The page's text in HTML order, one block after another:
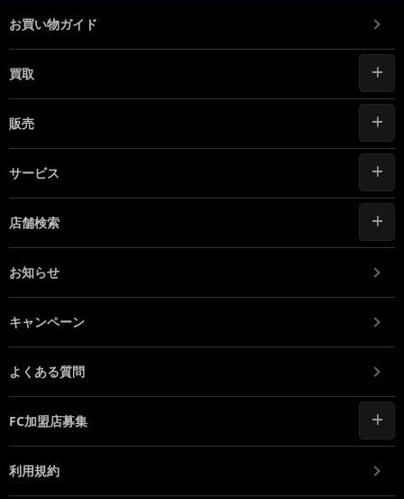
お買い物ガイド
買取
販売
サービス
店舗検索
お知らせ
キャンペーン
よくある質問
FC加盟店募集
利用規約